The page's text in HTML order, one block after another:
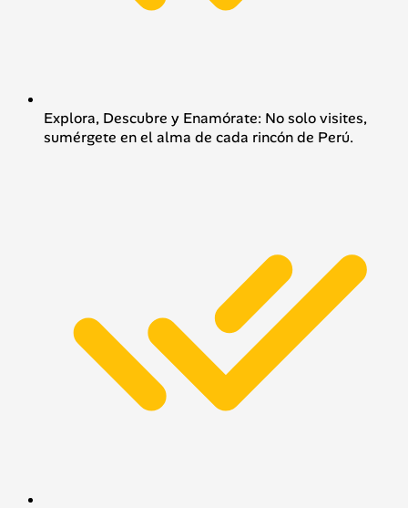
Explora, Descubre y Enamórate: No solo visites,
sumérgete en el alma de cada rincón de Perú.